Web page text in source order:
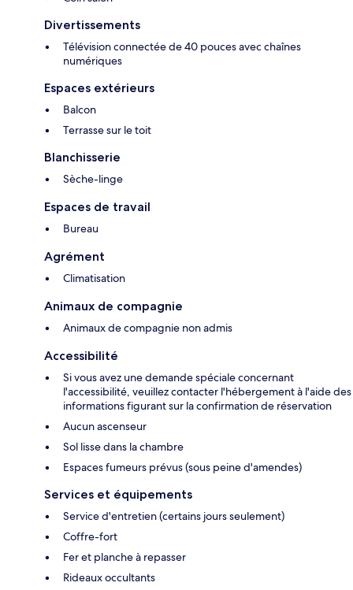
Divertissements
Télévision connectée de 40 pouces avec chaînes
numériques
Espaces extérieurs
Balcon
Terrasse sur le toit
Blanchisserie
Sèche-linge
Espaces de travail
Bureau
Agrément
Climatisation
Animaux de compagnie
Animaux de compagnie non admis
Accessibilité
Si vous avez une demande spéciale concernant
l'accessibilité, veuillez contacter l'hébergement à l'aide des
informations figurant sur la confirmation de réservation
Aucun ascenseur
Sol lisse dans la chambre
Espaces fumeurs prévus (sous peine d'amendes)
Services et équipements
Service d'entretien (certains jours seulement)
Coffre-fort
Fer et planche à repasser
Rideaux occultants